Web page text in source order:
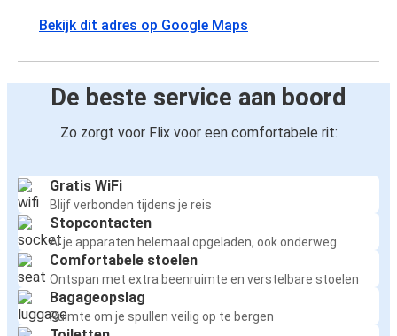
Bekijk dit adres op Google Maps
De beste service aan boord
Zo zorgt voor Flix voor een comfortabele rit:
Gratis WiFi
Blijf verbonden tijdens je reis
Stopcontacten
Al je apparaten helemaal opgeladen, ook onderweg
Comfortabele stoelen
Ontspan met extra beenruimte en verstelbare stoelen
Bagageopslag
Ruimte om je spullen veilig op te bergen